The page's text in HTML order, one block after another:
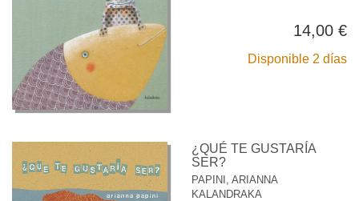
14,00 €
Disponible 2 días
¿QUÉ TE GUSTARÍA
SER?
PAPINI, ARIANNA
KALANDRAKA